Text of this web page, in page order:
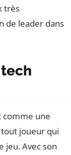
très
de leader dans
comme une
joueur qui
jeu. Avec son